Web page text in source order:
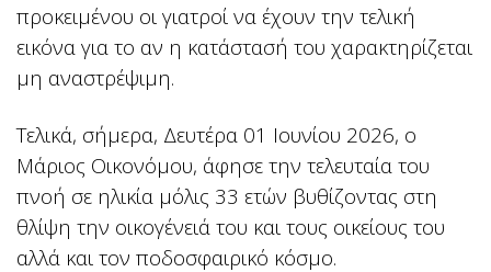
προκειμένου οι γιατροί να έχουν την τελική
εικόνα για το αν η κατάστασή του χαρακτηρίζεται
μη αναστρέψιμη.
Τελικά, σήμερα, Δευτέρα 01 Ιουνίου 2026, ο
Μάριος Οικονόμου, άφησε την τελευταία του
πνοή σε ηλικία μόλις 33 ετών βυθίζοντας στη
θλίψη την οικογένειά του και τους οικείους του
αλλά και τον ποδοσφαιρικό κόσμο.